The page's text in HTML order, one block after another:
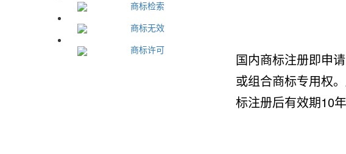
商标检索
商标无效
商标许可
国内商标注册即申
或组合商标专用权
标注册后有效期10